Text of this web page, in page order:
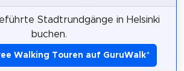
Stadtrundgänge in Helsinki
buchen.
Walking Touren auf GuruWalk*